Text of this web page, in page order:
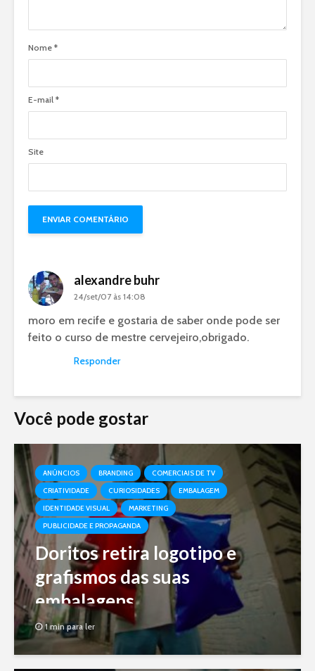
Nome *
E-mail *
Site
alexandre buhr
24/set/07 às 14:08
moro em recife e gostaria de saber onde pode ser
feito o curso de mestre cervejeiro,obrigado.
Responder
Você pode gostar
ANÚNCIOS BRANDING
COMERCIAIS DE TV
CRIATIVIDADE
CURIOSIDADES
EMBALAGEM
IDENTIDADE VISUAL
MARKETING
PUBLICIDADE E PROPAGANDA
Doritos retira logotipo e
grafismos das suas
embalagens
1 min para ler